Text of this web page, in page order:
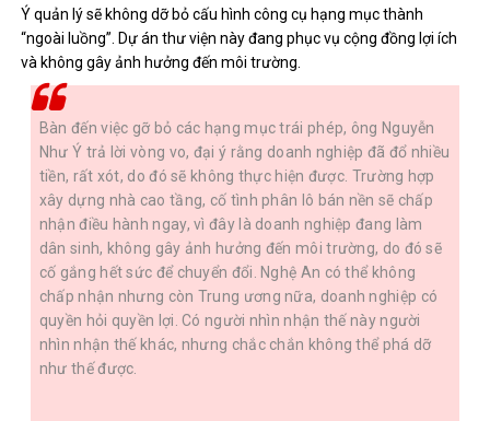
Ý quản lý sẽ không dỡ bỏ cấu hình công cụ hạng mục thành
“ngoài luồng”. Dự án thư viện này đang phục vụ cộng đồng lợi ích
và không gây ảnh hưởng đến môi trường.
Bàn đến việc gỡ bỏ các hạng mục trái phép, ông Nguyễn
Như Ý trả lời vòng vo, đại ý rằng doanh nghiệp đã đổ nhiều
tiền, rất xót, do đó sẽ không thực hiện được. Trường hợp
xây dựng nhà cao tầng, cố tình phân lô bán nền sẽ chấp
nhận điều hành ngay, vì đây là doanh nghiệp đang làm
dân sinh, không gây ảnh hưởng đến môi trường, do đó sẽ
cố gắng hết sức để chuyển đổi. Nghệ An có thể không
chấp nhận nhưng còn Trung ương nữa, doanh nghiệp có
quyền hỏi quyền lợi. Có người nhìn nhận thế này người
nhìn nhận thế khác, nhưng chắc chắn không thể phá dỡ
như thế được.